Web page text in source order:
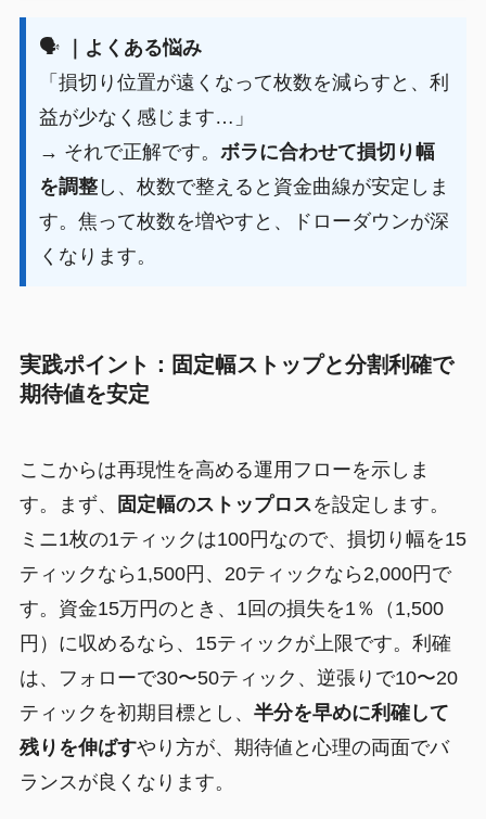
🗣️
｜よくある悩み
「損切り位置が遠くなって枚数を減らすと、利
益が少なく感じます…」
→ それで正解です。 ボラに合わせて損切り幅
を調整し、枚数で整えると資金曲線が安定しま
す。焦って枚数を増やすと、ドローダウンが深
くなります。
実践ポイント：固定幅ストップと分割利確で
期待値を安定
ここからは再現性を高める運用フローを示しま
す。まず、
固定幅のストップロスを設定します。
ミニ1枚の1ティックは100円なので、損切り幅を15
ティックなら1,500円、20ティックなら2,000円で
す。資金15万円のとき、1回の損失を1％（1,500
円）に収めるなら、15ティックが上限です。利確
は、フォローで30〜50ティック、逆張りで10〜20
ティックを初期目標とし、 半分を早めに利確して
残りを伸ばすやり方が、期待値と心理の両面でバ
ランスが良くなります。